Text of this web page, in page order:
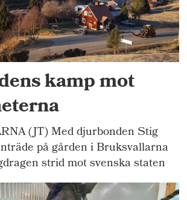
kamp mot
(JT) Med djurbonden Stig
på gården i Bruksvallarna
strid mot svenska staten